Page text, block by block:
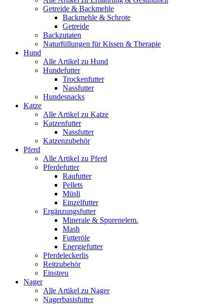
Getreide & Backmehle
Backmehle & Schrote
Getreide
Backzutaten
Naturfüllungen für Kissen & Therapie
Hund
Alle Artikel zu Hund
Hundefutter
Trockenfutter
Nassfutter
Hundesnacks
Katze
Alle Artikel zu Katze
Katzenfutter
Nassfutter
Katzenzubehör
Pferd
Alle Artikel zu Pferd
Pferdefutter
Raufutter
Pellets
Müsli
Einzelfutter
Ergänzungsfutter
Minerale & Spurenelem.
Mash
Futteröle
Energiefutter
Pferdeleckerlis
Reitzubehör
Einstreu
Nager
Alle Artikel zu Nager
Nagerbasisfutter